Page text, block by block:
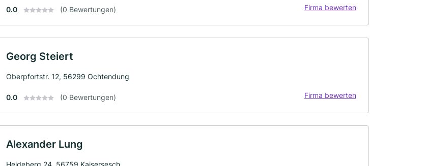
0.0 (0 Bewertungen) Firma bewerten
Georg Steiert
Oberpfortstr. 12, 56299 Ochtendung
0.0 (0 Bewertungen) Firma bewerten
Alexander Lung
Heideberg 24, 56759 Kaisersesch